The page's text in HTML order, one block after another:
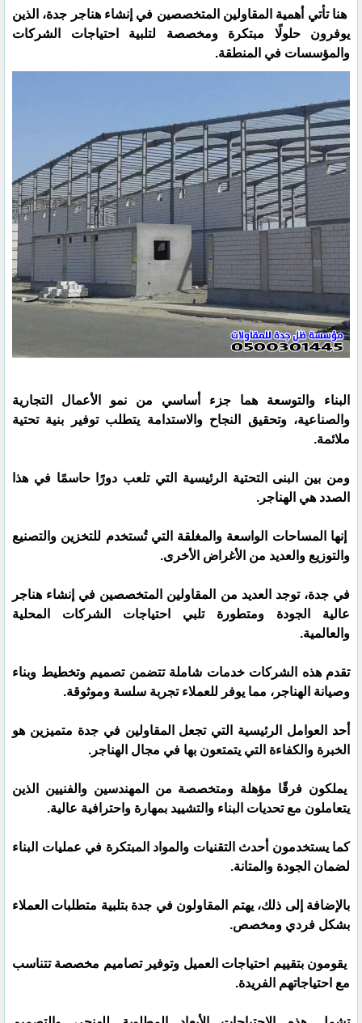
هنا تأتي أهمية المقاولين المتخصصين في إنشاء هناجر جدة، الذين
يوفرون حلولًا مبتكرة ومخصصة لتلبية احتياجات الشركات
والمؤسسات في المنطقة.
البناء والتوسعة هما جزء أساسي من نمو الأعمال التجارية
والصناعية، وتحقيق النجاح والاستدامة يتطلب توفير بنية تحتية
ملائمة.
ومن بين البنى التحتية الرئيسية التي تلعب دورًا حاسمًا في هذا
الصدد هي الهناجر.
إنها المساحات الواسعة والمغلقة التي تُستخدم للتخزين والتصنيع
والتوزيع والعديد من الأغراض الأخرى.
في جدة، توجد العديد من المقاولين المتخصصين في إنشاء هناجر
عالية الجودة ومتطورة تلبي احتياجات الشركات المحلية
والعالمية.
تقدم هذه الشركات خدمات شاملة تتضمن تصميم وتخطيط وبناء
وصيانة الهناجر، مما يوفر للعملاء تجربة سلسة وموثوقة.
أحد العوامل الرئيسية التي تجعل المقاولين في جدة متميزين هو
الخبرة والكفاءة التي يتمتعون بها في مجال الهناجر.
يملكون فرقًا مؤهلة ومتخصصة من المهندسين والفنيين الذين
يتعاملون مع تحديات البناء والتشييد بمهارة واحترافية عالية.
كما يستخدمون أحدث التقنيات والمواد المبتكرة في عمليات البناء
لضمان الجودة والمتانة.
بالإضافة إلى ذلك، يهتم المقاولون في جدة بتلبية متطلبات العملاء
بشكل فردي ومخصص.
يقومون بتقييم احتياجات العميل وتوفير تصاميم مخصصة تتناسب
مع احتياجاتهم الفريدة.